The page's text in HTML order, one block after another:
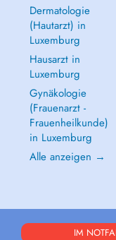
Dermatologie
(Hautarzt) in
Luxemburg
Hausarzt in
Luxemburg
Gynäkologie
(Frauenarzt -
Frauenheilkunde)
in Luxemburg
Alle anzeigen →
IM